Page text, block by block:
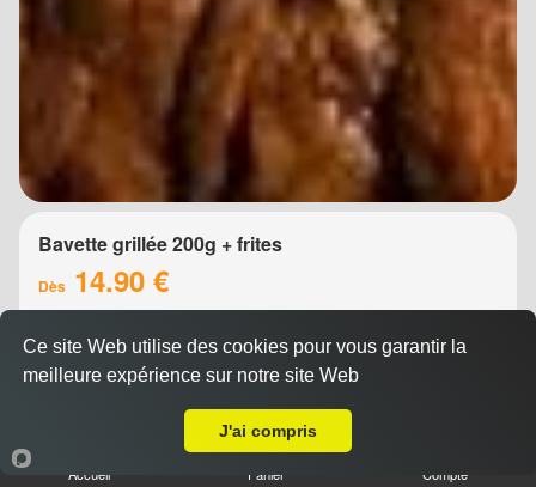
Bavette grillée 200g + frites
Dès 14.90 €
Accueil Panier Compte
Ce site Web utilise des cookies pour vous garantir la
meilleure expérience sur notre site Web
J'ai compris